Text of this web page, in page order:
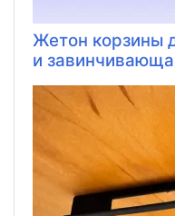
Жетон корзины
и